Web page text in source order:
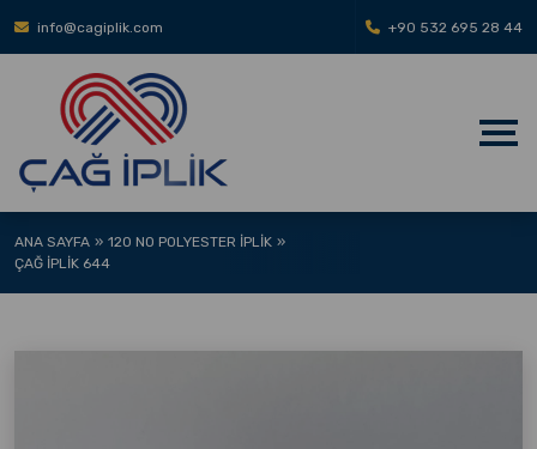
info@cagiplik.com +90 532 695 28 44
ANA SAYFA
120 NO POLYESTER İPLIK
ÇAĞ İPLIK 644